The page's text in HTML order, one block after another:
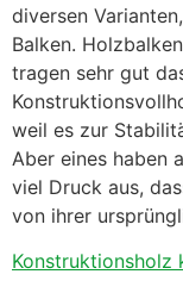
diversen
Balken.
tragen sehr gut
weil es zur
Aber eines haben
viel Druck aus,
von ihrer
Konstruktionsholz